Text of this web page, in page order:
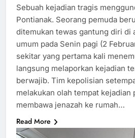
Sebuah kejadian tragis
Pontianak. Seorang pemuda
ditemukan tewas gantung diri di
umum pada Senin pagi (2
sekitar yang pertama kali
langsung melaporkan kejadian
berwajib. Tim kepolisian
melakukan olah tempat kejadian
membawa jenazah ke rumah…
Read More